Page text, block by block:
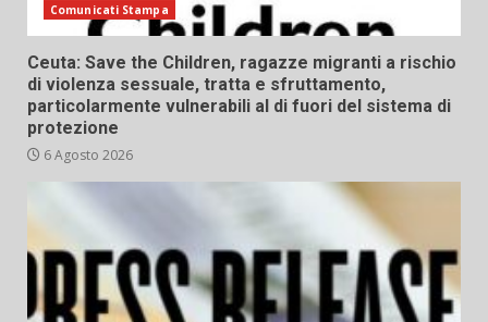
Comunicati Stampa
Ceuta: Save the Children, ragazze migranti a rischio
di violenza sessuale, tratta e sfruttamento,
particolarmente vulnerabili al di fuori del sistema di
protezione
6 Agosto 2026